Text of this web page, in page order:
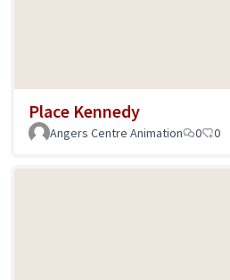
Place Kennedy
Angers Centre Animation 0 0